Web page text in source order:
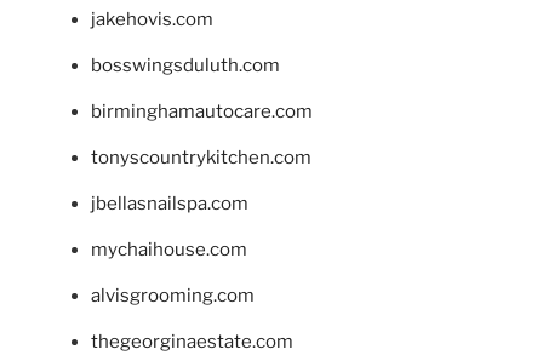
jakehovis.com
bosswingsduluth.com
birminghamautocare.com
tonyscountrykitchen.com
jbellasnailspa.com
mychaihouse.com
alvisgrooming.com
thegeorginaestate.com